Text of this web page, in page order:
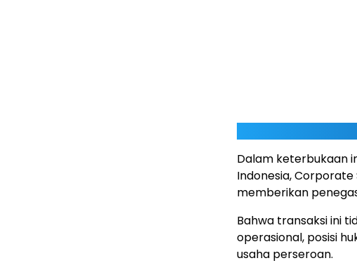
Dalam keterbukaan
Indonesia, Corporate
memberikan
Bahwa transaksi ini
operasional, posisi
usaha perseroan.